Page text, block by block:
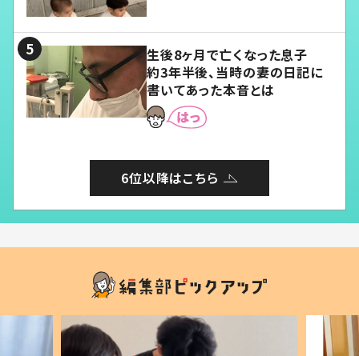
生後8ヶ月で亡くなった息子
約3年半後、当時の妻の日記に
書いてあった本音とは
6位以降はこちら